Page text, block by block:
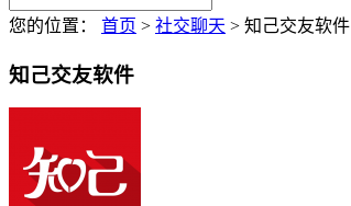
您的位置： 首页 > 社交聊天 > 知己交友软件
知己交友软件